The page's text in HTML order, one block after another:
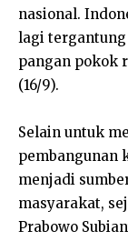
nasional.
lagi
pangan pokok
(16/9).
Selain untuk
pembangunan
menjadi
masyarakat,
Prabowo